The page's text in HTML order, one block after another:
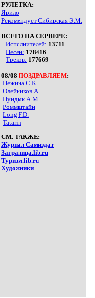
РУЛЕТКА:
Ярило
Рекомендует Сибирская Э.М.
ВСЕГО НА СЕРВЕРЕ:
Исполнителей: 13711
Песен: 178416
Треков: 177669
08/08 ПОЗДРАВЛЯЕМ:
Нежина С.К.
Олейников А.
Пундык А.М.
Роммштайн
Long F.D.
Tatarin
СМ. ТАКЖЕ:
Журнал Самиздат
Заграница.lib.ru
Туризм.lib.ru
Художники